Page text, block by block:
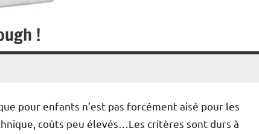
!
pour enfants n’est pas forcément aisé pour les
coûts peu élevés…Les critères sont durs à